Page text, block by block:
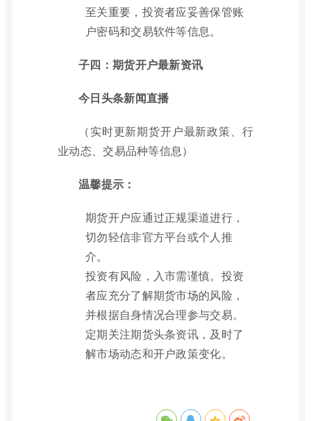
至关重要，投资者应妥善保管账
户密码和交易软件等信息。
子四：期货开户最新资讯
今日头条新闻直播
（实时更新期货开户最新政策、行
业动态、交易品种等信息）
温馨提示：
期货开户应通过正规渠道进行，
切勿轻信非官方平台或个人推
介。
投资有风险，入市需谨慎。投资
者应充分了解期货市场的风险，
并根据自身情况合理参与交易。
定期关注期货头条资讯，及时了
解市场动态和开户政策变化。